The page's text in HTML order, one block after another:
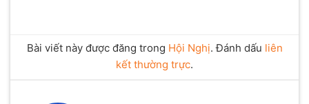
Bài viết này được đăng trong Hội Nghị. Đánh dấu liên
kết thường trực.